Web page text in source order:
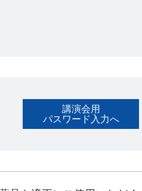
講演会用
パスワード入力へ